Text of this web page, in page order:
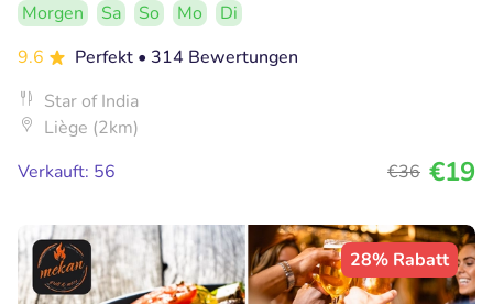
Morgen Sa So Mo
Di
9.6
Perfekt • 314 Bewertungen
Star of India
Liège (2km)
Verkauft: 56
€36 €19
28% Rabatt